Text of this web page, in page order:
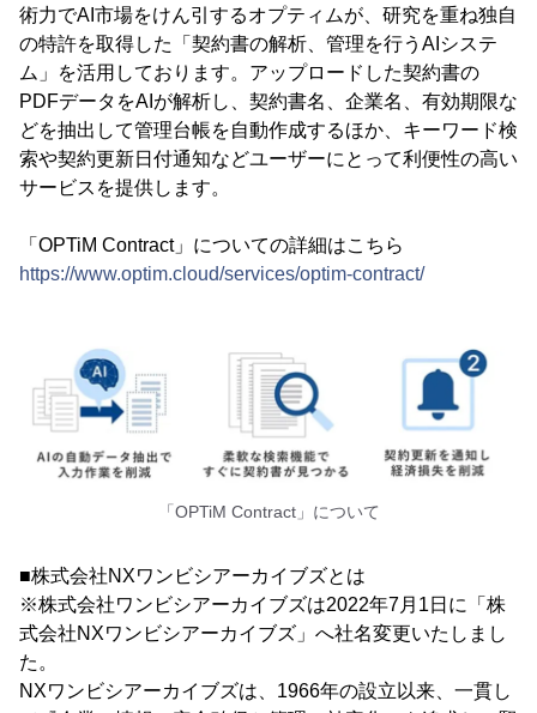
術力でAI市場をけん引するオプティムが、研究を重ね独自
の特許を取得した「契約書の解析、管理を行うAIシステ
ム」を活用しております。アップロードした契約書の
PDFデータをAIが解析し、契約書名、企業名、有効期限な
どを抽出して管理台帳を自動作成するほか、キーワード検
索や契約更新日付通知などユーザーにとって利便性の高い
サービスを提供します。
「OPTiM Contract」についての詳細はこちら
https://www.optim.cloud/services/optim-contract/
「OPTiM Contract」について
■株式会社NXワンビシアーカイブズとは
※株式会社ワンビシアーカイブズは2022年7月1日に「株
式会社NXワンビシアーカイブズ」へ社名変更いたしまし
た。
NXワンビシアーカイブズは、1966年の設立以来、一貫し